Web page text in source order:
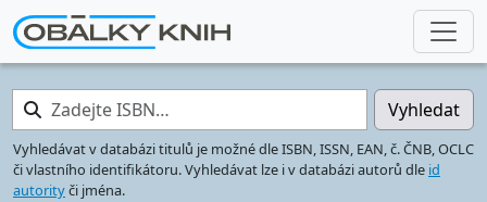
Zadejte ISBN… Vyhledat
Vyhledávat v databázi titulů je možné dle ISBN, ISSN, EAN, č. ČNB, OCLC
či vlastního identifikátoru. Vyhledávat lze i v databázi autorů dle id
autorityči jména.